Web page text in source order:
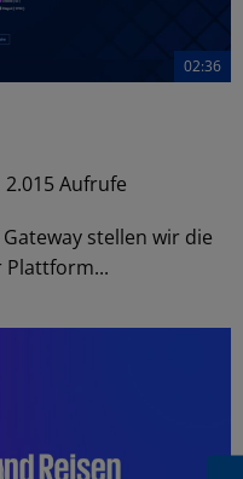
02:36
Aufrufe
stellen wir die
Plattform...